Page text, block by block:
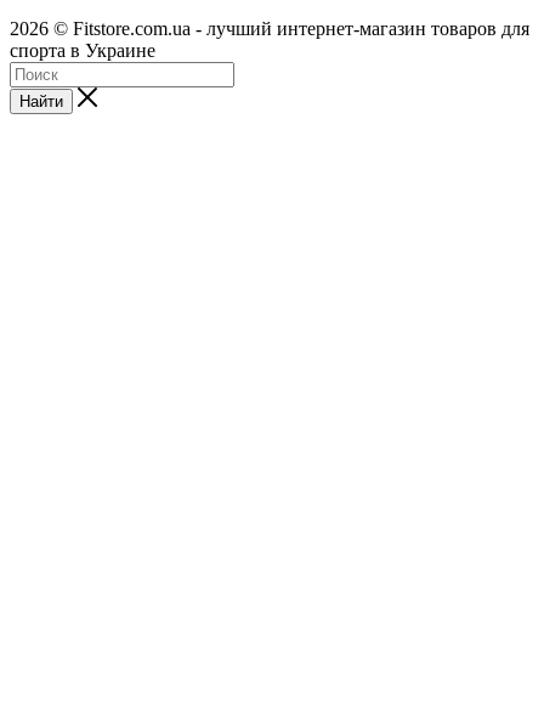
2026 © Fitstore.com.ua - лучший интернет-магазин товаров для
спорта в Украине
Найти